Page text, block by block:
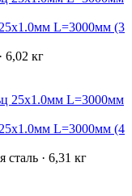
L=3000мм (3
6,02 кг
L=3000мм (4
· 6,31 кг